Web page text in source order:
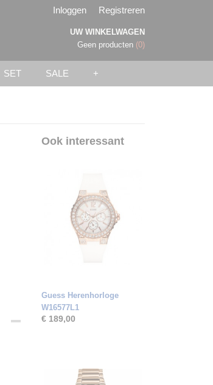
Inloggen Registreren
UW WINKELWAGEN
Geen producten (0)
SET SALE +
Ook interessant
Guess Herenhorloge
W16577L1
€ 189,00